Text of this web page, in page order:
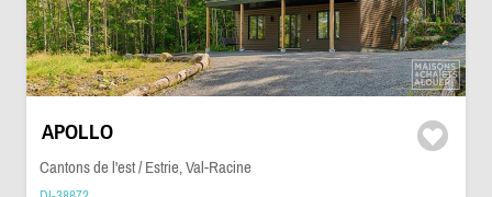
APOLLO
Cantons de l'est / Estrie, Val-Racine